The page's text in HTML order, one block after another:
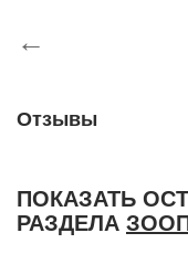
←
Отзывы
ПОКАЗАТЬ
РАЗДЕЛА